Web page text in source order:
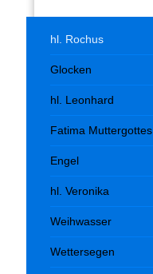
hl. Rochus
Glocken
hl. Leonhard
Fatima Muttergottes
Engel
hl. Veronika
Weihwasser
Wettersegen